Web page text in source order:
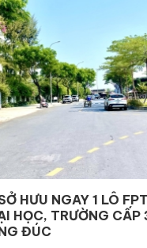
HƯU NGAY 1 LÔ
HỌC, TRƯỜNG CẤP
ĐÚC